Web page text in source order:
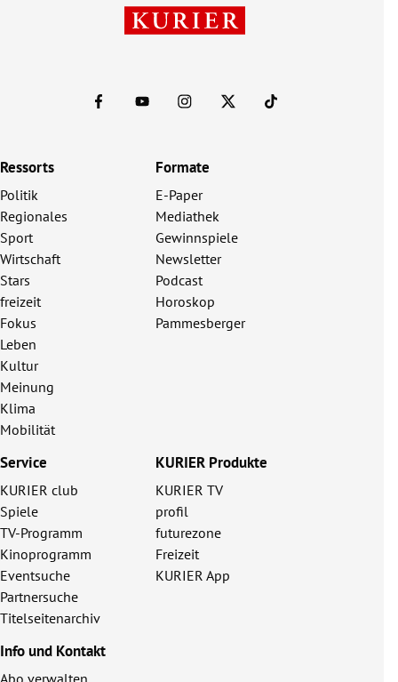
Ressorts
Politik
Regionales
Sport
Wirtschaft
Stars
freizeit
Fokus
Leben
Kultur
Meinung
Klima
Mobilität
Formate
E-Paper
Mediathek
Gewinnspiele
Newsletter
Podcast
Horoskop
Pammesberger
Service
KURIER club
Spiele
TV-Programm
Kinoprogramm
Eventsuche
Partnersuche
Titelseitenarchiv
KURIER Produkte
KURIER TV
profil
futurezone
Freizeit
KURIER App
Info und Kontakt
Abo verwalten